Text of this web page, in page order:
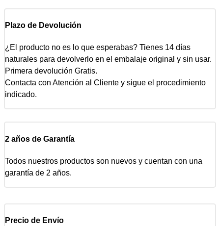
Plazo de Devolución
¿El producto no es lo que esperabas? Tienes 14 días
naturales para devolverlo en el embalaje original y sin usar.
Primera devolución Gratis.
Contacta con Atención al Cliente y sigue el procedimiento
indicado.
2 años de Garantía
Todos nuestros productos son nuevos y cuentan con una
garantía de 2 años.
Precio de Envío